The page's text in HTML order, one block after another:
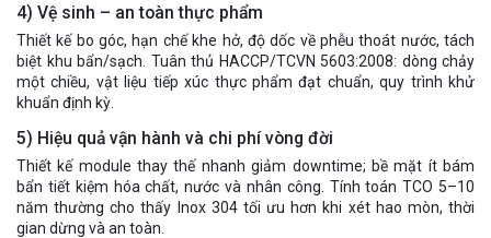
4) Vệ sinh – an toàn thực phẩm
Thiết kế bo góc, hạn chế khe hở, độ dốc về phễu thoát nước, tách
biệt khu bẩn/sạch. Tuân thủ HACCP/TCVN 5603:2008: dòng chảy
một chiều, vật liệu tiếp xúc thực phẩm đạt chuẩn, quy trình khử
khuẩn định kỳ.
5) Hiệu quả vận hành và chi phí vòng đời
Thiết kế module thay thế nhanh giảm downtime; bề mặt ít bám
bẩn tiết kiệm hóa chất, nước và nhân công. Tính toán TCO 5–10
năm thường cho thấy Inox 304 tối ưu hơn khi xét hao mòn, thời
gian dừng và an toàn.